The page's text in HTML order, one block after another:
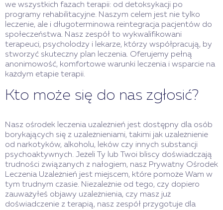
we wszystkich fazach terapii: od detoksykacji po
programy rehabilitacyjne. Naszym celem jest nie tylko
leczenie, ale i długoterminowa reintegracja pacjentów do
społeczeństwa. Nasz zespół to wykwalifikowani
terapeuci, psycholodzy i lekarze, którzy współpracują, by
stworzyć skuteczny plan leczenia. Oferujemy pełną
anonimowość, komfortowe warunki leczenia i wsparcie na
każdym etapie terapii.
Kto może się do nas zgłosić?
Nasz ośrodek leczenia uzależnień jest dostępny dla osób
borykających się z uzależnieniami, takimi jak uzależnienie
od narkotyków, alkoholu, leków czy innych substancji
psychoaktywnych. Jeżeli Ty lub Twoi bliscy doświadczają
trudności związanych z nałogiem, nasz Prywatny Ośrodek
Leczenia Uzależnień jest miejscem, które pomoże Wam w
tym trudnym czasie. Niezależnie od tego, czy dopiero
zauważyłeś objawy uzależnienia, czy masz już
doświadczenie z terapią, nasz zespół przygotuje dla